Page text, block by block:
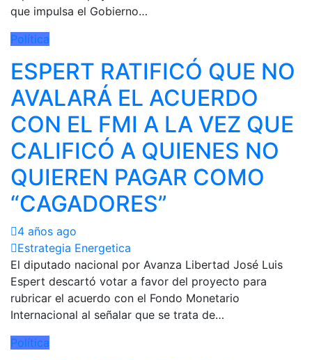
que impulsa el Gobierno…
Política
ESPERT RATIFICÓ QUE NO
AVALARÁ EL ACUERDO
CON EL FMI A LA VEZ QUE
CALIFICÓ A QUIENES NO
QUIEREN PAGAR COMO
“CAGADORES”
4 años ago
Estrategia Energetica
El diputado nacional por Avanza Libertad José Luis
Espert descartó votar a favor del proyecto para
rubricar el acuerdo con el Fondo Monetario
Internacional al señalar que se trata de…
Política